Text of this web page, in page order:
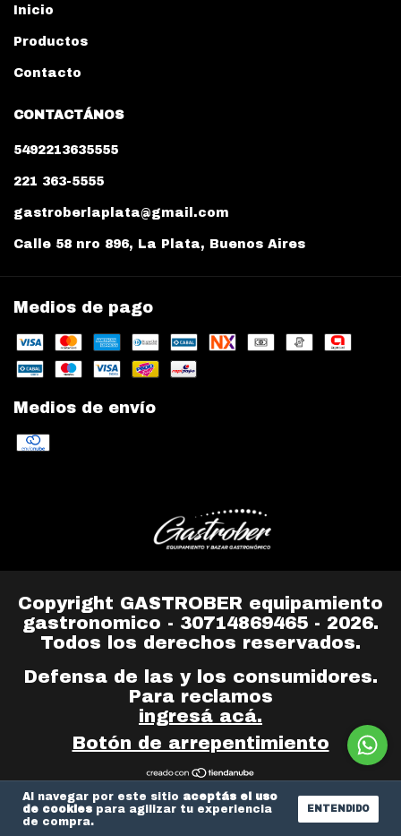
Al navegar por este sitio aceptás el uso
de cookies para agilizar tu experiencia
de compra.
ENTENDIDO
Inicio
Productos
Contacto
CONTACTÁNOS
5492213635555
221 363-5555
gastroberlaplata@gmail.com
Calle 58 nro 896, La Plata, Buenos Aires
Medios de pago
Medios de envío
Copyright GASTROBER equipamiento
gastronomico - 30714869465 - 2026.
Todos los derechos reservados.
Defensa de las y los consumidores.
Para reclamos
ingresá acá.
Botón de arrepentimiento